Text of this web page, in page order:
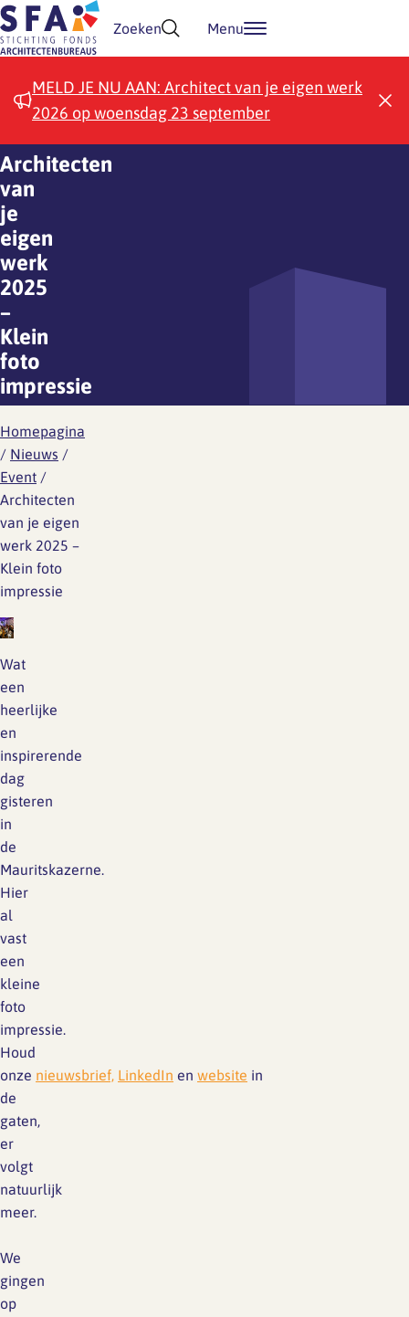
Doorgaan naar inhoud
Zoeken Menu
MELD JE NU AAN: Architect van je eigen werk
2026 op woensdag 23 september
Architecten
van
je
eigen
werk
2025
–
Klein
foto
impressie
Homepagina
/ Nieuws /
Event /
Architecten
van je eigen
werk 2025 –
Klein foto
impressie
Wat
een
heerlijke
en
inspirerende
dag
gisteren
in
de
Mauritskazerne.
Hier
al
vast
een
kleine
foto
impressie.
Houd
onze nieuwsbrief, LinkedIn en website in
de
gaten,
er
volgt
natuurlijk
meer.
We
gingen
op